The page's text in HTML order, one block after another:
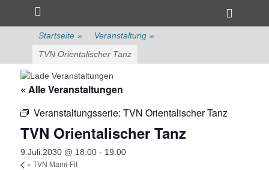
zum
Inhalt
überspringen
Primärmenü
Toggle
Startseite » Veranstaltung »
TVN Orientalischer Tanz
« Alle Veranstaltungen
Veranstaltungsserie: TVN Orientalischer Tanz
TVN Orientalischer Tanz
9.Juli.2030 @ 18:00 - 19:00
« TVN Mami-Fit